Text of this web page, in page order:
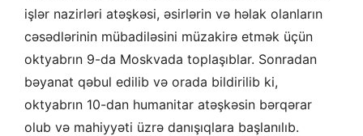
işlər nazirləri atəşkəsi, əsirlərin və həlak olanların
cəsədlərinin mübadiləsini müzakirə etmək üçün
oktyabrın 9-da Moskvada toplaşıblar. Sonradan
bəyanat qəbul edilib və orada bildirilib ki,
oktyabrın 10-dan humanitar atəşkəsin bərqərar
olub və mahiyyəti üzrə danışıqlara başlanılıb.